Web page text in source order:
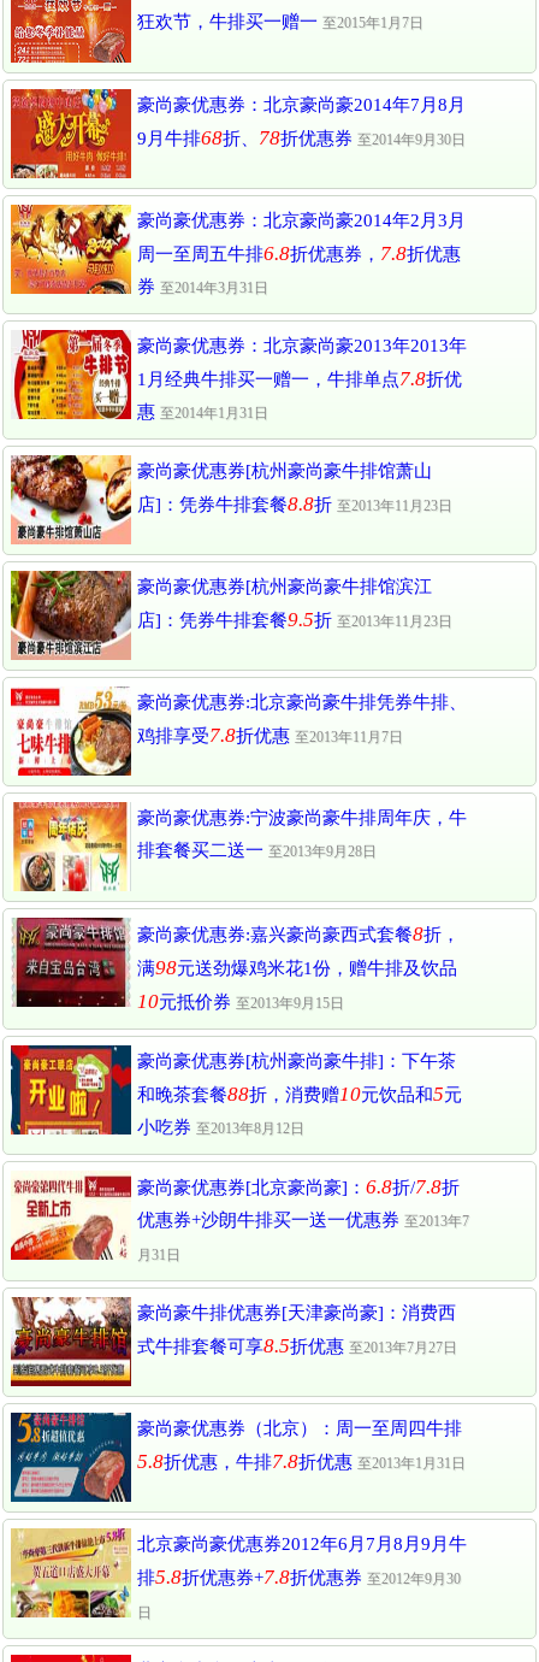
狂欢节，牛排买一赠一 至2015年1月7日
豪尚豪优惠券：北京豪尚豪2014年7月8月
9月牛排68折、 78折优惠券 至2014年9月30日
豪尚豪优惠券：北京豪尚豪2014年2月3月
周一至周五牛排6.8折优惠券， 7.8折优惠
券 至2014年3月31日
豪尚豪优惠券：北京豪尚豪2013年2013年
1月经典牛排买一赠一，牛排单点7.8折优
惠 至2014年1月31日
豪尚豪优惠券[杭州豪尚豪牛排馆萧山
店]：凭券牛排套餐8.8折 至2013年11月23日
豪尚豪优惠券[杭州豪尚豪牛排馆滨江
店]：凭券牛排套餐9.5折 至2013年11月23日
豪尚豪优惠券:北京豪尚豪牛排凭券牛排、
鸡排享受7.8折优惠 至2013年11月7日
豪尚豪优惠券:宁波豪尚豪牛排周年庆，牛
排套餐买二送一 至2013年9月28日
豪尚豪优惠券:嘉兴豪尚豪西式套餐8折，
满98元送劲爆鸡米花1份，赠牛排及饮品
10元抵价券 至2013年9月15日
豪尚豪优惠券[杭州豪尚豪牛排]：下午茶
和晚茶套餐88折，消费赠10元饮品和5元
小吃券 至2013年8月12日
豪尚豪优惠券[北京豪尚豪]： 6.8折/7.8折
优惠券+沙朗牛排买一送一优惠券 至2013年7
月31日
豪尚豪牛排优惠券[天津豪尚豪]：消费西
式牛排套餐可享8.5折优惠 至2013年7月27日
豪尚豪优惠券（北京）：周一至周四牛排
5.8折优惠，牛排7.8折优惠 至2013年1月31日
北京豪尚豪优惠券2012年6月7月8月9月牛
排5.8折优惠券+7.8折优惠券 至2012年9月30
日